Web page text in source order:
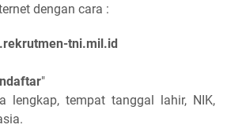
dengan cara :
tni.mil.id
"
lengkap, tempat tanggal lahir, NIK,